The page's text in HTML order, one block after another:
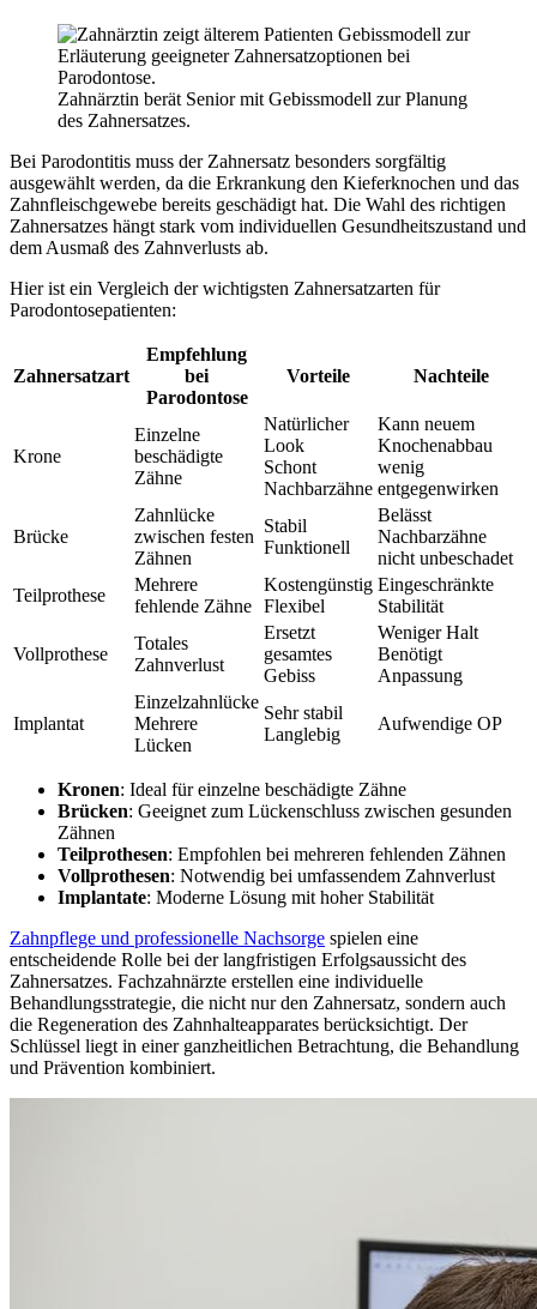
Zahnärztin berät Senior mit Gebissmodell zur Planung
des Zahnersatzes.
Bei Parodontitis muss der Zahnersatz besonders sorgfältig
ausgewählt werden, da die Erkrankung den Kieferknochen und das
Zahnfleischgewebe bereits geschädigt hat. Die Wahl des richtigen
Zahnersatzes hängt stark vom individuellen Gesundheitszustand und
dem Ausmaß des Zahnverlusts ab.
Hier ist ein Vergleich der wichtigsten Zahnersatzarten für
Parodontosepatienten:
Zahnersatzart
Empfehlung
bei
Parodontose
Vorteile Nachteile
Krone
Einzelne
beschädigte
Zähne
Natürlicher
Look
Schont
Nachbarzähne
Kann neuem
Knochenabbau
wenig
entgegenwirken
Brücke
Zahnlücke
zwischen festen
Zähnen
Stabil
Funktionell
Belässt
Nachbarzähne
nicht unbeschadet
Teilprothese
Mehrere
fehlende Zähne
Kostengünstig
Flexibel
Eingeschränkte
Stabilität
Vollprothese
Totales
Zahnverlust
Ersetzt
gesamtes
Gebiss
Weniger Halt
Benötigt
Anpassung
Implantat
Einzelzahnlücke
Mehrere
Lücken
Sehr stabil
Langlebig
Aufwendige OP
Kronen: Ideal für einzelne beschädigte Zähne
Brücken: Geeignet zum Lückenschluss zwischen gesunden
Zähnen
Teilprothesen: Empfohlen bei mehreren fehlenden Zähnen
Vollprothesen: Notwendig bei umfassendem Zahnverlust
Implantate: Moderne Lösung mit hoher Stabilität
Zahnpflege und professionelle Nachsorge spielen eine
entscheidende Rolle bei der langfristigen Erfolgsaussicht des
Zahnersatzes. Fachzahnärzte erstellen eine individuelle
Behandlungsstrategie, die nicht nur den Zahnersatz, sondern auch
die Regeneration des Zahnhalteapparates berücksichtigt. Der
Schlüssel liegt in einer ganzheitlichen Betrachtung, die Behandlung
und Prävention kombiniert.